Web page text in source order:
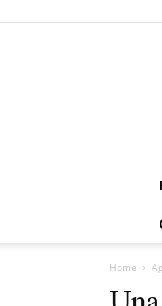
Home